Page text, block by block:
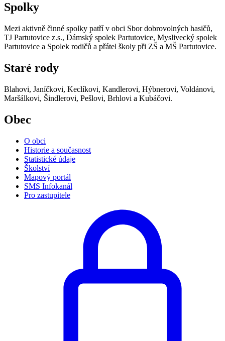
Spolky
Mezi aktivně činné spolky patří v obci Sbor dobrovolných hasičů,
TJ Partutovice z.s., Dámský spolek Partutovice, Myslivecký spolek
Partutovice a Spolek rodičů a přátel školy při ZŠ a MŠ Partutovice.
Staré rody
Blahovi, Janíčkovi, Keclíkovi, Kandlerovi, Hýbnerovi, Voldánovi,
Maršálkovi, Šindlerovi, Pešlovi, Brhlovi a Kubáčovi.
Obec
O obci
Historie a současnost
Statistické údaje
Školství
Mapový portál
SMS Infokanál
Pro zastupitele